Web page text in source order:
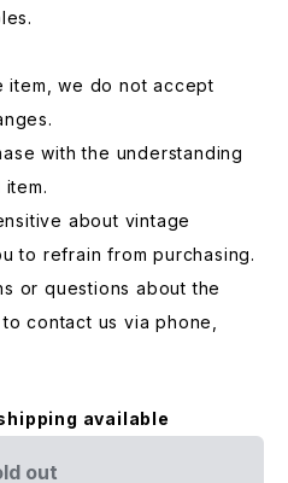
item, we do not accept
with the understanding
about vintage
to refrain from purchasing.
or questions about the
contact us via phone,
available
out